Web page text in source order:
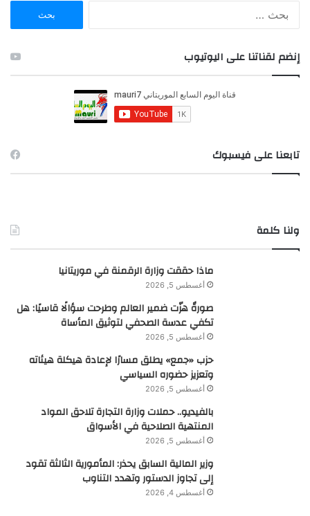
ن
:
إنضم لقناتنا على اليوتيوب
تابعنا على فيسبوك
ولنا كلمة
ماذا حققت وزارة الرقمنة في موريتانيا
أغسطس 5, 2026
صورةٌ هزّت ضمير العالم وطرحت سؤالًا قاسيًا: هل
تكفي عدسة الصحفي لتوثيق المأساة
أغسطس 5, 2026
حزب «جمع» يطلق مسارًا لإعادة هيكلة هيئاته
وتعزيز حضوره السياسي
أغسطس 5, 2026
بالفيديو.. حملات وزارة التجارة تلاحق المواد
المنتهية الصلاحية في الأسواق
أغسطس 5, 2026
وزير المالية السابق يحذر: المأمورية الثالثة تقود
إلى تجاوز الدستور وتهدد التناوب
أغسطس 4, 2026